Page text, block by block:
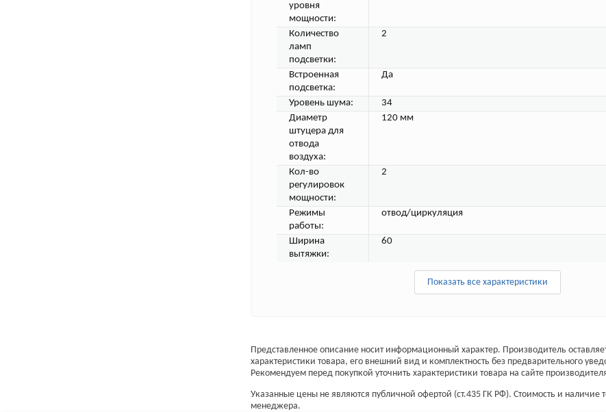
уровня
мощности:
Количество
ламп
подсветки:
2
Встроенная
подсветка:
Да
Уровень шума:
34
Диаметр
штуцера для
отвода
воздуха:
120 мм
Кол-во
регулировок
мощности:
2
Режимы
работы:
отвод/циркуляция
Ширина
вытяжки:
60
Показать все характеристики
Представленное описание носит информационный характер. Производитель
характеристики товара, его внешний вид и комплектность без предварительного
Рекомендуем перед покупкой уточнить характеристики товара на сайте
Указанные цены не являются публичной офертой (ст.435 ГК РФ). Стоимость и наличие
менеджера.